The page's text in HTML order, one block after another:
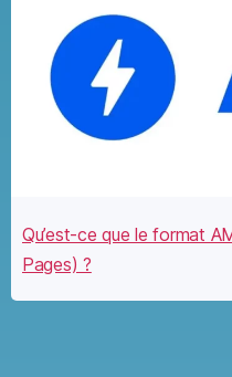
Qu’est-ce que le format
Pages) ?